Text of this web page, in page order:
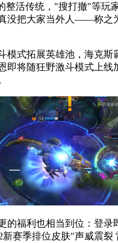
整活传统，"搜打撤"等玩
没把大家当外人——称之
式拓展英雄池，海克斯
即将随狂野激斗模式上线
福利也相当到位：登录
新赛季排位皮肤"声威震裂